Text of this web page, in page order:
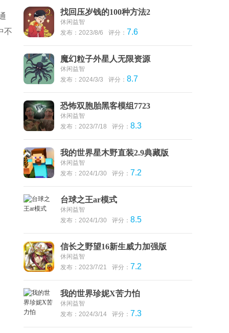
不
找回压岁钱的100种方法2
休闲益智
发布：2023/8/6
评分： 7.6
魔幻粒子外星人无限资源
休闲益智
发布：2024/3/3
评分： 8.7
恐怖双胞胎黑客模组7723
休闲益智
发布：2023/7/18
评分： 8.3
我的世界星木野直装2.9典藏版
休闲益智
发布：2024/1/30
评分： 7.2
台球之王ar模式
休闲益智
发布：2024/1/30
评分： 8.5
信长之野望16新生威力加强版
休闲益智
发布：2023/7/21
评分： 7.2
我的世界珍妮X苦力怕
休闲益智
发布：2024/3/14
评分： 7.3